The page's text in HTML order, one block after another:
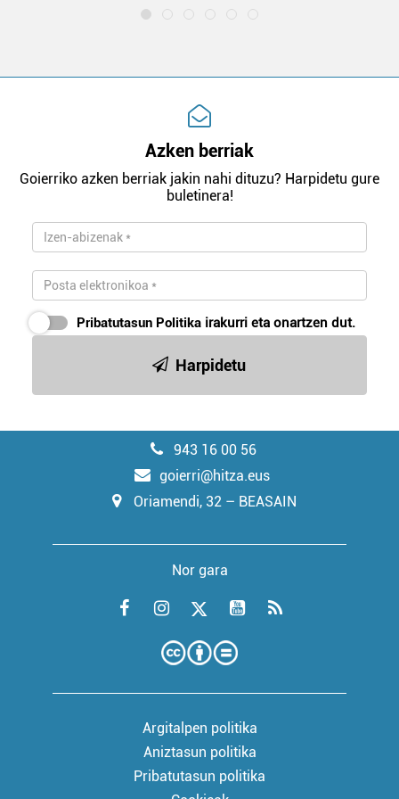
Azken berriak
Goierriko azken berriak jakin nahi dituzu? Harpidetu gure
buletinera!
Pribatutasun Politika irakurri eta onartzen dut.
Harpidetu
943 16 00 56
goierri@hitza.eus
Oriamendi, 32 – BEASAIN
Nor gara
Argitalpen politika
Aniztasun politika
Pribatutasun politika